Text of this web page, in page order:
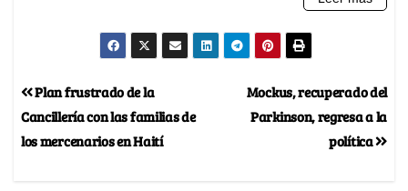
Mockus, recuperado del
Parkinson, regresa a la
política
Plan frustrado de la
Cancillería con las familias de
los mercenarios en Haití